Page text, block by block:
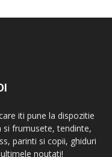
iti pune la dispozitie
frumusete, tendinte,
parinti si copii, ghiduri
noutati!